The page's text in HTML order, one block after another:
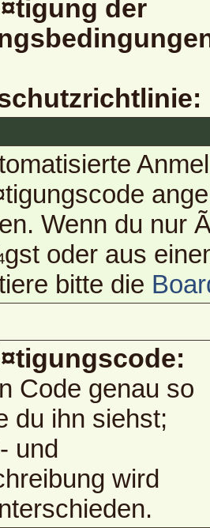
der
Wenn du nur
oder aus
bitte die
Code genau so
du ihn siehst;
und
wird